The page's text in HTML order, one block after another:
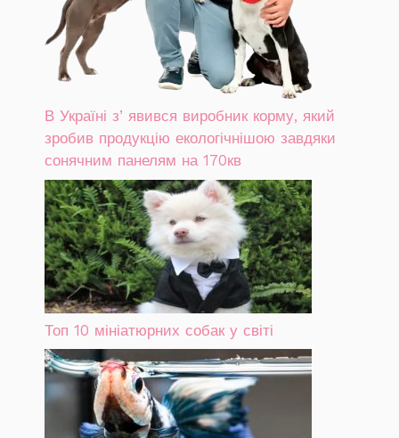
В Україні зʼявився виробник корму, який
зробив продукцію екологічнішою завдяки
сонячним панелям на 170кв
Топ 10 мініатюрних собак у світі